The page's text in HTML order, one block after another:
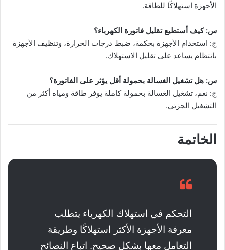
الأجهزة استهلاكًا للطاقة.
س: كيف أستطيع تقليل فاتورة الكهرباء؟
ج: استخدام الأجهزة بحكمة، ضبط درجات الحرارة، وتنظيف الأجهزة
بانتظام يساعد على تقليل الاستهلاك.
س: هل تشغيل الغسالة بحمولة أقل يؤثر على الفاتورة؟
ج: نعم، تشغيل الغسالة بحمولة كاملة يوفر طاقة ومياه أكثر من
التشغيل الجزئي.
الخاتمة
التحكم في استهلاك الكهرباء يتطلب
معرفة الأجهزة الأكثر استهلاكًا وطريقة
التعامل معها بشكل صحيح. اتباع النصائح